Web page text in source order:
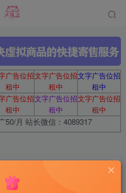
广告位招
租中
文字广告位招
租中
文字广告位招
租中
广告位招
租中
文字广告位招
租中
文字广告位招
租中
50/月 站长微信：4089317